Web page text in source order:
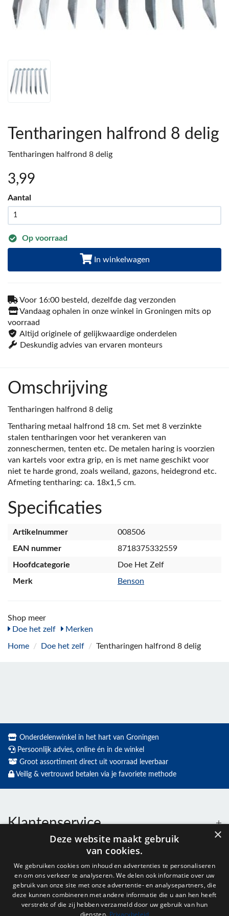
Tentharingen halfrond 8 delig
Tentharingen halfrond 8 delig
3,99
Aantal
Op voorraad
In winkelwagen
Voor 16:00 besteld, dezelfde dag verzonden
Vandaag ophalen in onze winkel in Groningen mits op
voorraad
Altijd originele of gelijkwaardige onderdelen
Deskundig advies van ervaren monteurs
Omschrijving
Tentharingen halfrond 8 delig
Tentharing metaal halfrond 18 cm. Set met 8 verzinkte
stalen tentharingen voor het verankeren van
zonneschermen, tenten etc. De metalen haring is voorzien
van kartels voor extra grip, en is met name geschikt voor
niet te harde grond, zoals weiland, gazons, heidegrond etc.
Afmeting tentharing: ca. 18x1,5 cm.
Specificaties
Artikelnummer
008506
EAN nummer
8718375332559
Hoofdcategorie
Doe Het Zelf
Merk
Benson
Shop meer
Doe het zelf
Merken
Home / Doe het zelf / Tentharingen halfrond 8 delig
Onderdelenwinkel in het hart van Groningen
Persoonlijk advies, online én in de winkel
Groot assortiment direct uit voorraad leverbaar
Veilig & vertrouwd betalen via je favoriete methode
Klantenservice
Openingstijden
×
Deze website maakt gebruik
van cookies.
We gebruiken cookies om inhoud en advertenties te personaliseren
en om ons verkeer te analyseren. We delen ook informatie over uw
gebruik van onze site met onze advertentie- en analysepartners, die
deze kunnen combineren met andere informatie die u aan hen heeft
verstrekt of die zij hebben verzameld door uw gebruik van hun
diensten. Privacybeleid